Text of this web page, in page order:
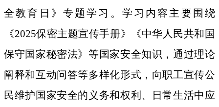
全教育日》专题学习。学习内容主要围绕
《2025保密主题宣传手册》《中华人民共和国
保守国家秘密法》等国家安全知识，通过理论
阐释和互动问答等多样化形式，向职工宣传公
民维护国家安全的义务和权利、日常生活中应